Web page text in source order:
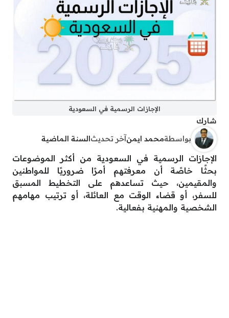
الإجازات الرسمية في السعودية
شارك
بواسطةمحمد ايمن آخر تحديث السنة الماضية
الإجازات الرسمية في السعودية من أكثر الموضوعات
بحثًا خاصًة أن معرفتهم أمرًا ضروريًا للمواطنين
والمقيمين، حيث تساعدهم على التخطيط المسبق
للسفر، أو قضاء الوقت مع العائلة، أو ترتيب مهامهم
الشخصية والمهنية بفعالية.